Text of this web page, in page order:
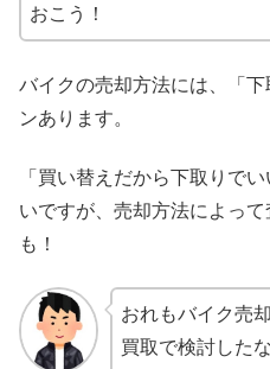
おこう！
バイクの売却方法には、「
ンあります。
「買い替えだから下取りで
いですが、売却方法によっ
も！
おれもバイク売
買取で検討したな